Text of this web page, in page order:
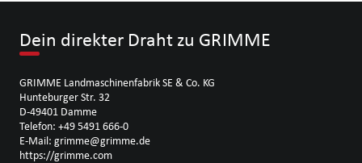
Dein direkter Draht zu GRIMME
GRIMME Landmaschinenfabrik SE & Co. KG
Hunteburger Str. 32
D-49401 Damme
Telefon: +49 5491 666-0
E-Mail: grimme@grimme.de
https://grimme.com